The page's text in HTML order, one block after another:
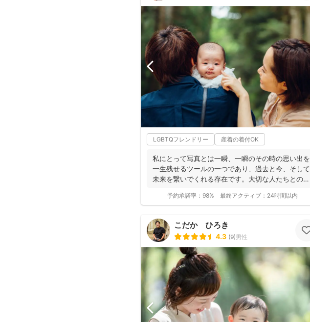
LGBTQフレンドリー 産着の着付OK
私にとって写真とは一瞬、一瞬のその時の思い出を
一生残せるツールの一つであり、過去と今、そして
未来を繋いでくれる存在です。大切な人たちとの写
予約承諾率： 98% 最終アクティブ： 24時間以内
こだか ひろき
4.3 (9)男性